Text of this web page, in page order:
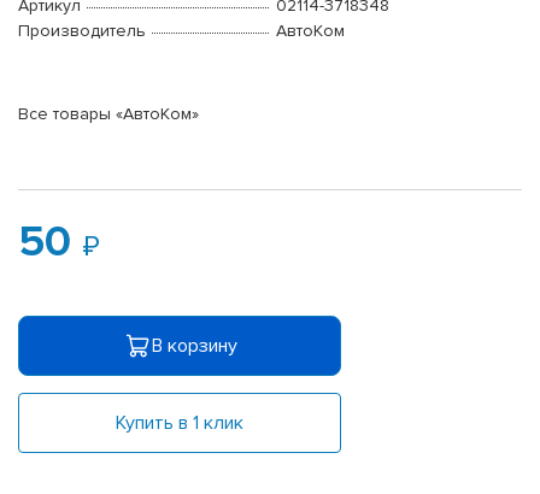
Артикул
02114-3718348
Производитель
АвтоКом
Все товары «АвтоКом»
50
В корзину
Купить в 1 клик